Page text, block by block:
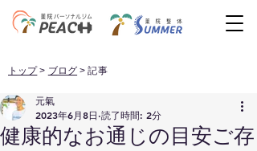
トップ> ブログ > 記事
健康的なお通じの目安ご存
元氣
2023年6月8日 読了時間: 2分